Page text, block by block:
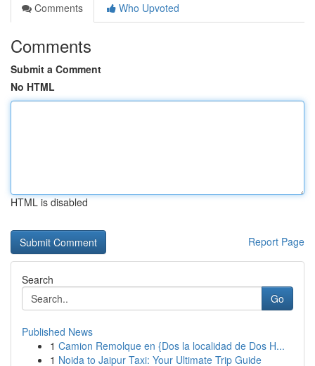
Comments
Who Upvoted
Comments
Submit a Comment
No HTML
HTML is disabled
Report Page
Search
Go
Published News
1 Camion Remolque en {Dos la localidad de Dos H...
1 Noida to Jaipur Taxi: Your Ultimate Trip Guide